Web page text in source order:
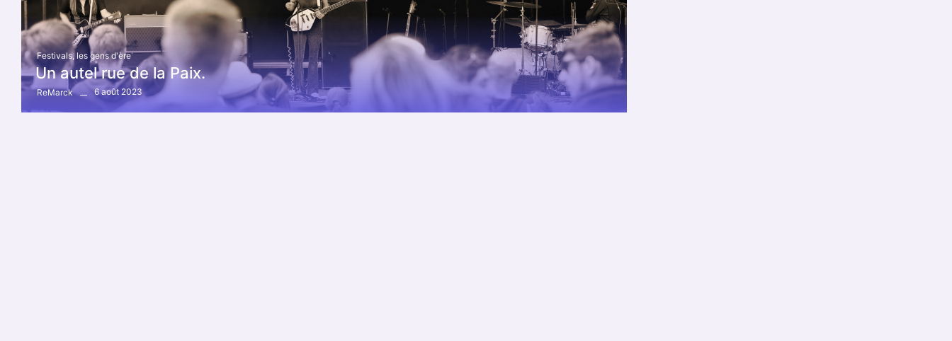
Festivals, les gens d'ère
Un autel rue de la Paix.
ReMarck 6 août 2023